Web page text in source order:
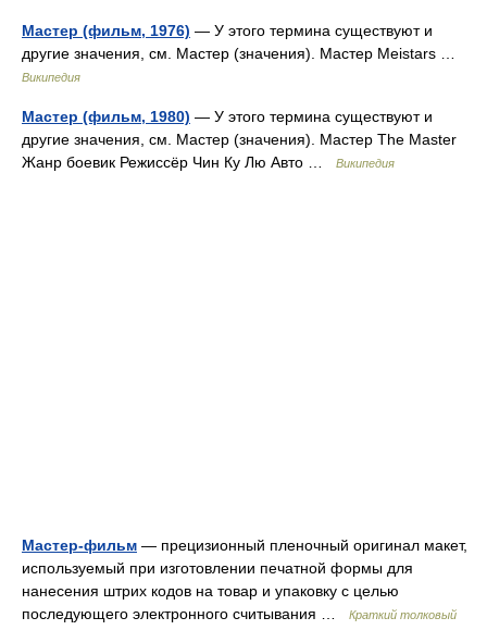
Мастер (фильм, 1976) — У этого термина существуют и
другие значения, см. Мастер (значения). Мастер Meistars …
Википедия
Мастер (фильм, 1980) — У этого термина существуют и
другие значения, см. Мастер (значения). Мастер The Master
Жанр боевик Режиссёр Чин Ку Лю Авто …
Википедия
Мастер-фильм — прецизионный пленочный оригинал макет,
используемый при изготовлении печатной формы для
нанесения штрих кодов на товар и упаковку с целью
последующего электронного считывания …
Краткий толковый